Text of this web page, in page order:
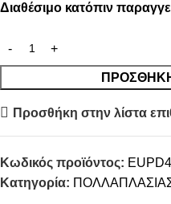
Διαθέσιμο κατόπιν
Προσθήκη στην λίστα
Κωδικός προϊόντος:
Κατηγορία: